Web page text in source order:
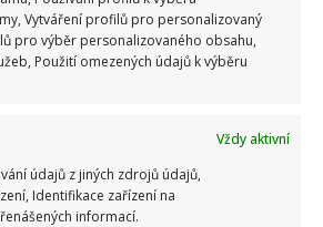
Vytváření profilů pro personalizovaný
pro výběr personalizovaného obsahu,
Použití omezených údajů k výběru
Vždy aktivní
údajů z jiných zdrojů údajů,
Identifikace zařízení na
informací.